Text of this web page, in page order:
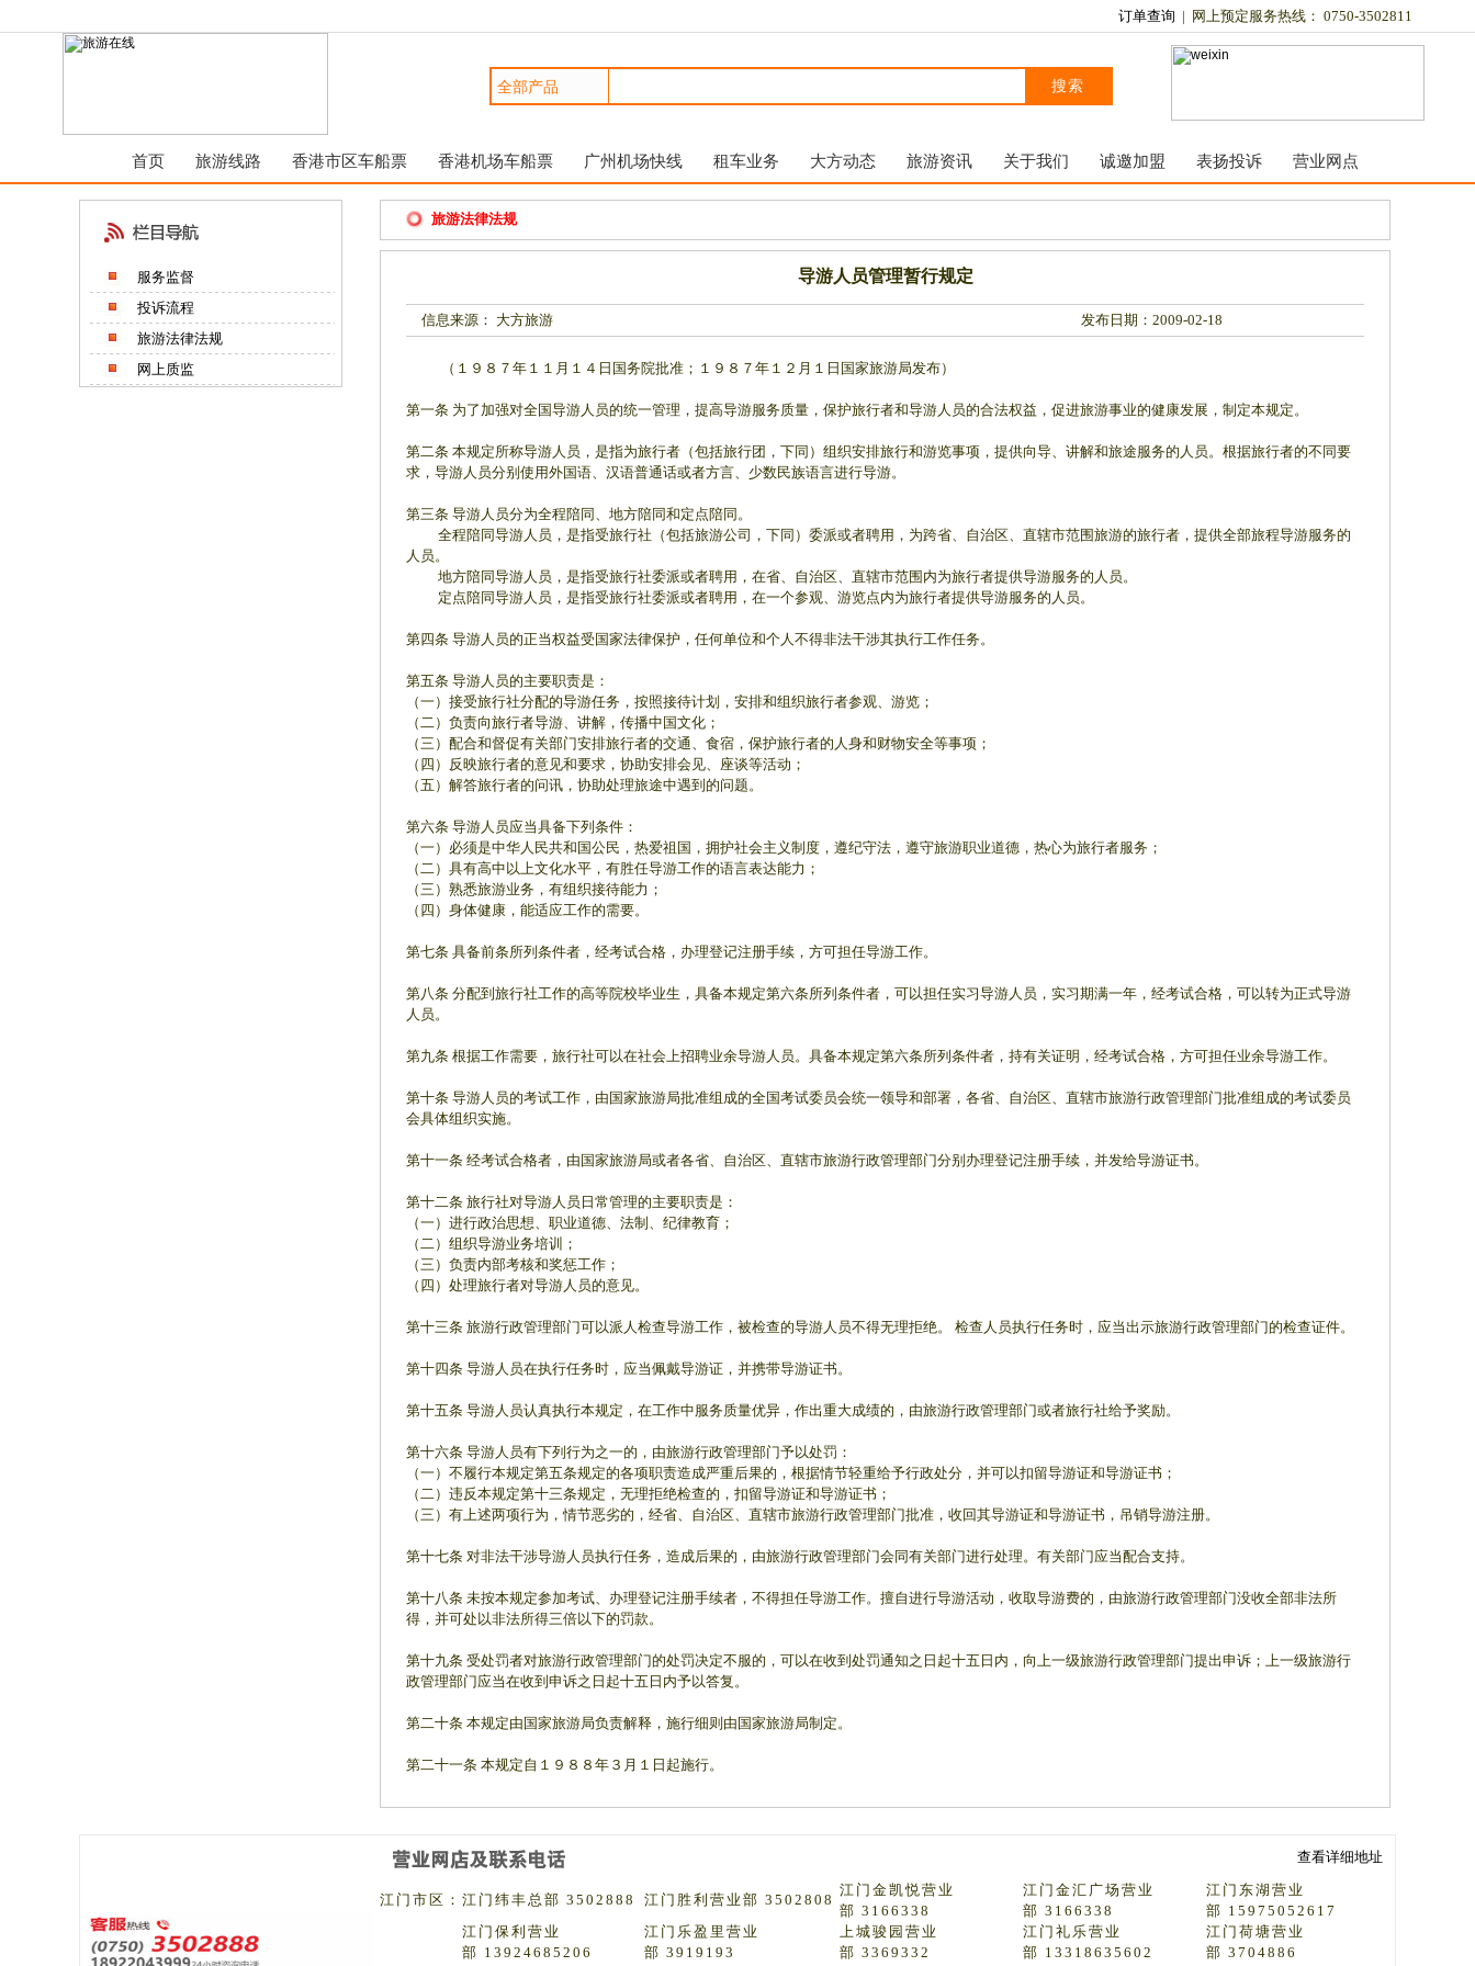
订单查询 | 网上预定服务热线： 0750-3502811
搜索
首页 旅游线路 香港市区车船票 香港机场车船票 广州机场快线 租车业务 大方动态 旅游资讯 关于我们 诚邀加盟 表扬投诉 营业网点
服务监督
投诉流程
旅游法律法规
网上质监
旅游法律法规
导游人员管理暂行规定
信息来源： 大方旅游 发布日期：2009-02-18
（１９８７年１１月１４日国务院批准；１９８７年１２月１日国家旅游局发布）
第一条 为了加强对全国导游人员的统一管理，提高导游服务质量，保护旅行者和导游人员的合法权益，促进旅游事业的健康发展，制定本规定。
第二条 本规定所称导游人员，是指为旅行者（包括旅行团，下同）组织安排旅行和游览事项，提供向导、讲解和旅途服务的人员。根据旅行者的不同要
求，导游人员分别使用外国语、汉语普通话或者方言、少数民族语言进行导游。
第三条 导游人员分为全程陪同、地方陪同和定点陪同。
全程陪同导游人员，是指受旅行社（包括旅游公司，下同）委派或者聘用，为跨省、自治区、直辖市范围旅游的旅行者，提供全部旅程导游服务的
人员。
地方陪同导游人员，是指受旅行社委派或者聘用，在省、自治区、直辖市范围内为旅行者提供导游服务的人员。
定点陪同导游人员，是指受旅行社委派或者聘用，在一个参观、游览点内为旅行者提供导游服务的人员。
第四条 导游人员的正当权益受国家法律保护，任何单位和个人不得非法干涉其执行工作任务。
第五条 导游人员的主要职责是：
（一）接受旅行社分配的导游任务，按照接待计划，安排和组织旅行者参观、游览；
（二）负责向旅行者导游、讲解，传播中国文化；
（三）配合和督促有关部门安排旅行者的交通、食宿，保护旅行者的人身和财物安全等事项；
（四）反映旅行者的意见和要求，协助安排会见、座谈等活动；
（五）解答旅行者的问讯，协助处理旅途中遇到的问题。
第六条 导游人员应当具备下列条件：
（一）必须是中华人民共和国公民，热爱祖国，拥护社会主义制度，遵纪守法，遵守旅游职业道德，热心为旅行者服务；
（二）具有高中以上文化水平，有胜任导游工作的语言表达能力；
（三）熟悉旅游业务，有组织接待能力；
（四）身体健康，能适应工作的需要。
第七条 具备前条所列条件者，经考试合格，办理登记注册手续，方可担任导游工作。
第八条 分配到旅行社工作的高等院校毕业生，具备本规定第六条所列条件者，可以担任实习导游人员，实习期满一年，经考试合格，可以转为正式导游
人员。
第九条 根据工作需要，旅行社可以在社会上招聘业余导游人员。具备本规定第六条所列条件者，持有关证明，经考试合格，方可担任业余导游工作。
第十条 导游人员的考试工作，由国家旅游局批准组成的全国考试委员会统一领导和部署，各省、自治区、直辖市旅游行政管理部门批准组成的考试委员
会具体组织实施。
第十一条 经考试合格者，由国家旅游局或者各省、自治区、直辖市旅游行政管理部门分别办理登记注册手续，并发给导游证书。
第十二条 旅行社对导游人员日常管理的主要职责是：
（一）进行政治思想、职业道德、法制、纪律教育；
（二）组织导游业务培训；
（三）负责内部考核和奖惩工作；
（四）处理旅行者对导游人员的意见。
第十三条 旅游行政管理部门可以派人检查导游工作，被检查的导游人员不得无理拒绝。 检查人员执行任务时，应当出示旅游行政管理部门的检查证件。
第十四条 导游人员在执行任务时，应当佩戴导游证，并携带导游证书。
第十五条 导游人员认真执行本规定，在工作中服务质量优异，作出重大成绩的，由旅游行政管理部门或者旅行社给予奖励。
第十六条 导游人员有下列行为之一的，由旅游行政管理部门予以处罚：
（一）不履行本规定第五条规定的各项职责造成严重后果的，根据情节轻重给予行政处分，并可以扣留导游证和导游证书；
（二）违反本规定第十三条规定，无理拒绝检查的，扣留导游证和导游证书；
（三）有上述两项行为，情节恶劣的，经省、自治区、直辖市旅游行政管理部门批准，收回其导游证和导游证书，吊销导游注册。
第十七条 对非法干涉导游人员执行任务，造成后果的，由旅游行政管理部门会同有关部门进行处理。有关部门应当配合支持。
第十八条 未按本规定参加考试、办理登记注册手续者，不得担任导游工作。擅自进行导游活动，收取导游费的，由旅游行政管理部门没收全部非法所
得，并可处以非法所得三倍以下的罚款。
第十九条 受处罚者对旅游行政管理部门的处罚决定不服的，可以在收到处罚通知之日起十五日内，向上一级旅游行政管理部门提出申诉；上一级旅游行
政管理部门应当在收到申诉之日起十五日内予以答复。
第二十条 本规定由国家旅游局负责解释，施行细则由国家旅游局制定。
第二十一条 本规定自１９８８年３月１日起施行。
查看详细地址
江门市区： 江门纬丰总部 3502888 江门胜利营业部 3502808
江门金凯悦营业
部 3166338
江门金汇广场营业
部 3166338
江门东湖营业
部 15975052617
江门保利营业
部 13924685206
江门乐盈里营业
部 3919193
上城骏园营业
部 3369332
江门礼乐营业
部 13318635602
江门荷塘营业
部 3704886